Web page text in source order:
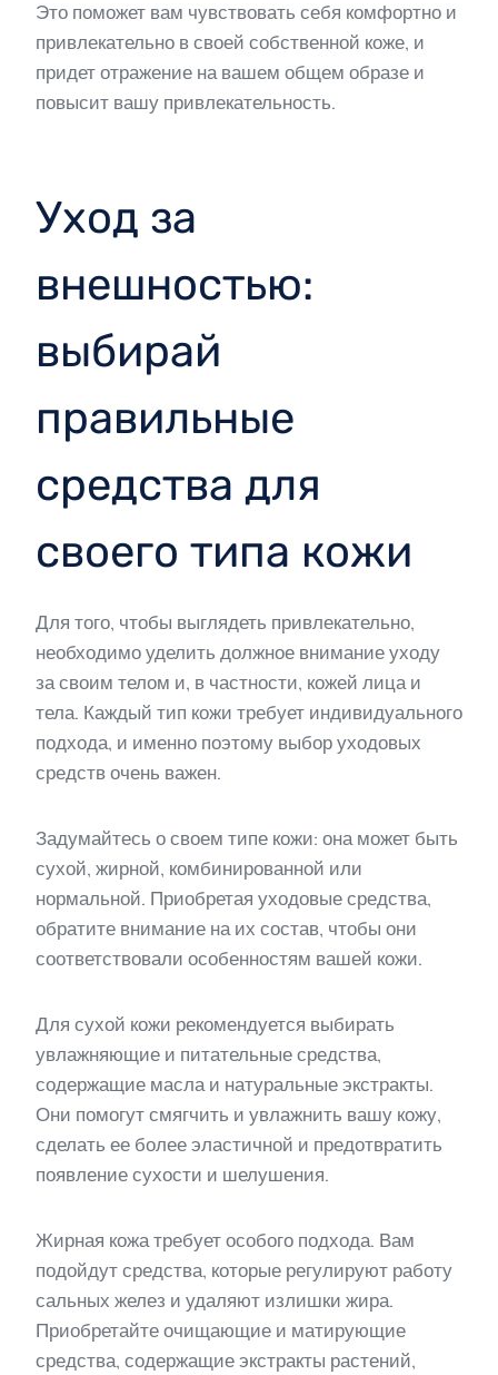
Это поможет вам чувствовать себя комфортно и
привлекательно в своей собственной коже, и
придет отражение на вашем общем образе и
повысит вашу привлекательность.
Уход за
внешностью:
выбирай
правильные
средства для
своего типа кожи
Для того, чтобы выглядеть привлекательно,
необходимо уделить должное внимание уходу
за своим телом и, в частности, кожей лица и
тела. Каждый тип кожи требует индивидуального
подхода, и именно поэтому выбор уходовых
средств очень важен.
Задумайтесь о своем типе кожи: она может быть
сухой, жирной, комбинированной или
нормальной. Приобретая уходовые средства,
обратите внимание на их состав, чтобы они
соответствовали особенностям вашей кожи.
Для сухой кожи рекомендуется выбирать
увлажняющие и питательные средства,
содержащие масла и натуральные экстракты.
Они помогут смягчить и увлажнить вашу кожу,
сделать ее более эластичной и предотвратить
появление сухости и шелушения.
Жирная кожа требует особого подхода. Вам
подойдут средства, которые регулируют работу
сальных желез и удаляют излишки жира.
Приобретайте очищающие и матирующие
средства, содержащие экстракты растений,